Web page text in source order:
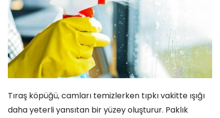
Tıraş köpüğü, camları temizlerken tıpkı vakitte ışığı
daha yeterli yansıtan bir yüzey oluşturur. Paklık